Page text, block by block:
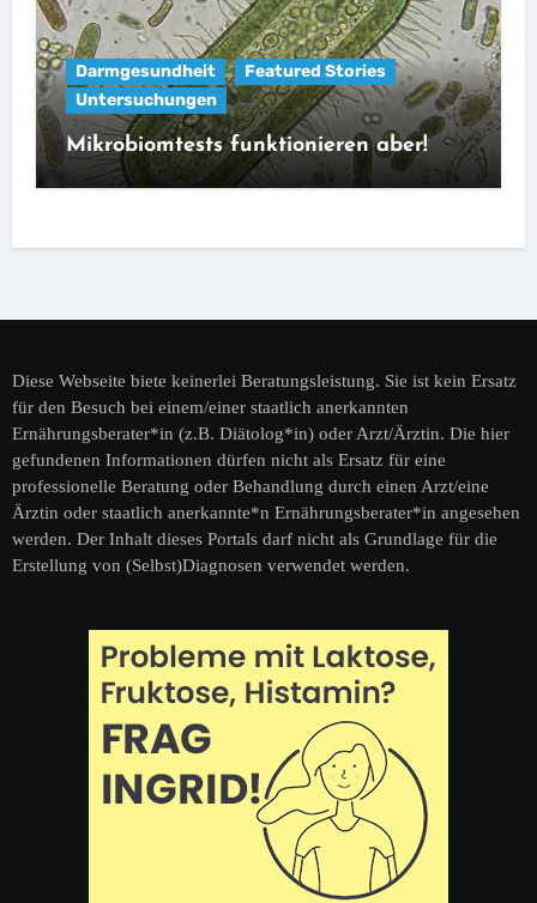
Darmgesundheit
Featured Stories
Untersuchungen
Mikrobiomtests funktionieren aber!
Diese Webseite biete keinerlei Beratungsleistung. Sie ist kein Ersatz
für den Besuch bei einem/einer staatlich anerkannten
Ernährungsberater*in (z.B. Diätolog*in) oder Arzt/Ärztin. Die hier
gefundenen Informationen dürfen nicht als Ersatz für eine
professionelle Beratung oder Behandlung durch einen Arzt/eine
Ärztin oder staatlich anerkannte*n Ernährungsberater*in angesehen
werden. Der Inhalt dieses Portals darf nicht als Grundlage für die
Erstellung von (Selbst)Diagnosen verwendet werden.